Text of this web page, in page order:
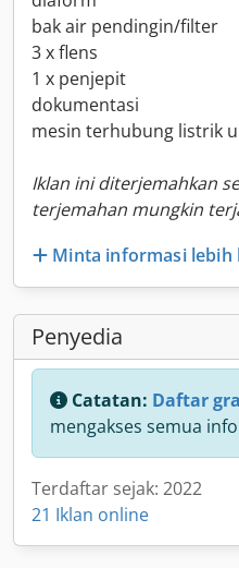
bak air pendingin/filter
3 x flens
1 x penjepit
dokumentasi
mesin terhubung listrik
Iklan ini diterjemahkan
terjemahan mungkin
Minta informasi lebih
Penyedia
Catatan: Daftar
mengakses semua
Terdaftar sejak: 2022
21 Iklan online